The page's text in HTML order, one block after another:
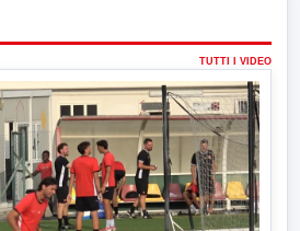
TUTTI I VIDEO